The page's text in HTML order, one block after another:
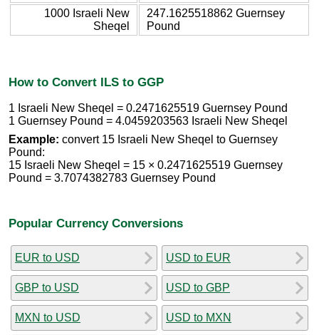
1000 Israeli New
Sheqel
247.1625518862 Guernsey
Pound
How to Convert ILS to GGP
1 Israeli New Sheqel = 0.2471625519 Guernsey Pound
1 Guernsey Pound = 4.0459203563 Israeli New Sheqel
Example: convert 15 Israeli New Sheqel to Guernsey
Pound:
15 Israeli New Sheqel = 15 × 0.2471625519 Guernsey
Pound = 3.7074382783 Guernsey Pound
Popular Currency Conversions
EUR to USD
GBP to USD
MXN to USD
USD to EUR
USD to GBP
USD to MXN